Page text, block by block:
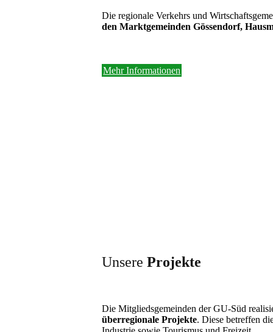
Die regionale Verkehrs und
den Marktgemeinden Gössendorf,
Mehr Informationen
Unsere Projekte
Die Mitgliedsgemeinden der GU-Süd
überregionale Projekte. Diese betreffen